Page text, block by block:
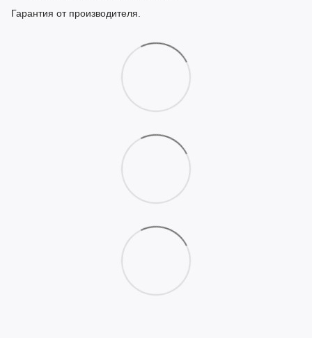
Гарантия от производителя.